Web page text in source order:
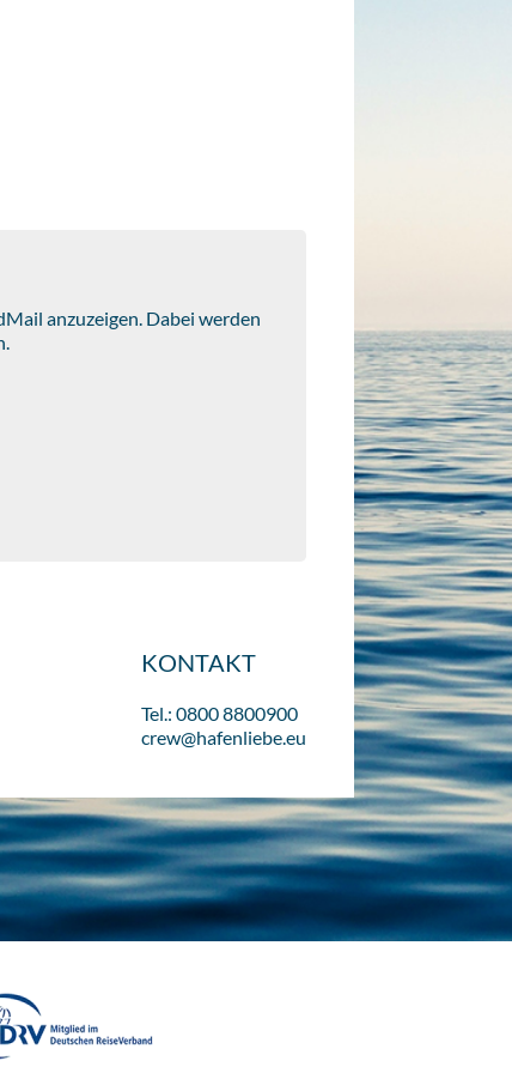
anzuzeigen. Dabei werden
KONTAKT
Tel.: 0800 8800900
crew@hafenliebe.eu